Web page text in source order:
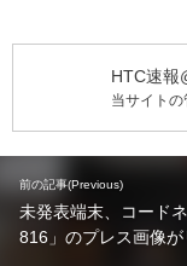
HTC速報
当サイトの
前の記事(Previous)
未発表端末、コード
816」のプレス画像